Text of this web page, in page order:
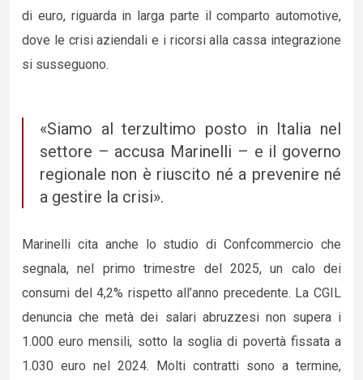
di euro, riguarda in larga parte il comparto automotive,
dove le crisi aziendali e i ricorsi alla cassa integrazione
si susseguono.
«Siamo al terzultimo posto in Italia nel
settore – accusa Marinelli – e il governo
regionale non è riuscito né a prevenire né
a gestire la crisi».
Marinelli cita anche lo studio di Confcommercio che
segnala, nel primo trimestre del 2025, un calo dei
consumi del 4,2% rispetto all’anno precedente. La CGIL
denuncia che metà dei salari abruzzesi non supera i
1.000 euro mensili, sotto la soglia di povertà fissata a
1.030 euro nel 2024. Molti contratti sono a termine,